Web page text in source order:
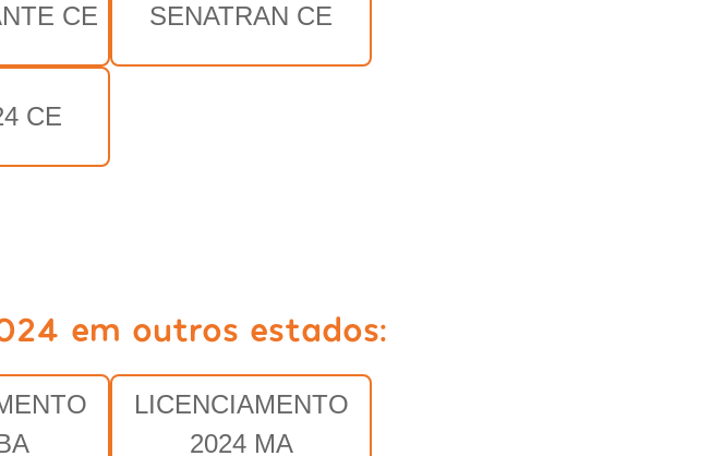
CE SENATRAN CE
CE
em outros estados:
LICENCIAMENTO
2024 MA